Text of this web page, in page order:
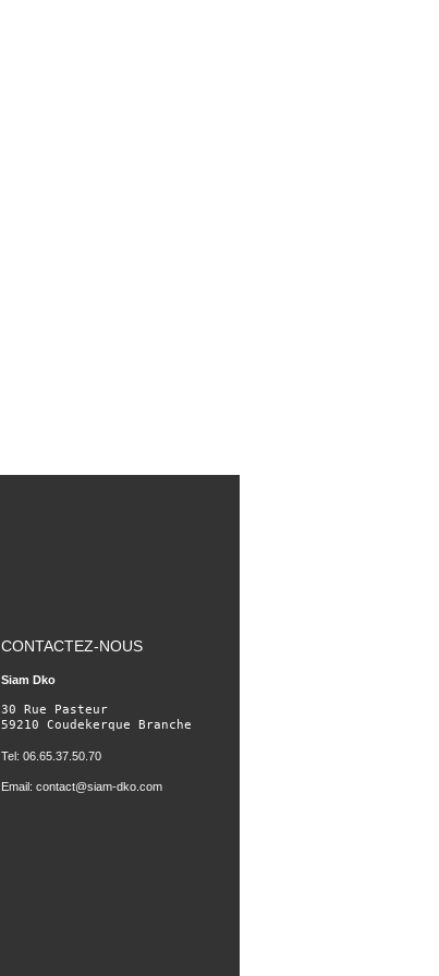
CONTACTEZ-NOUS
Siam Dko
30 Rue Pasteur
59210 Coudekerque Branche
Tel: 06.65.37.50.70
Email: contact@siam-dko.com